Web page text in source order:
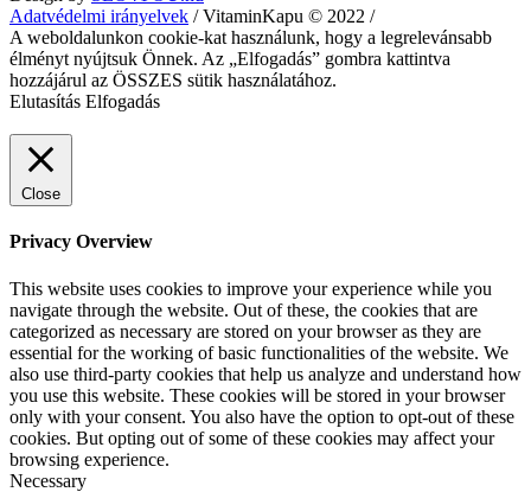
Adatvédelmi irányelvek / VitaminKapu © 2022 /
A weboldalunkon cookie-kat használunk, hogy a legrelevánsabb
élményt nyújtsuk Önnek. Az „Elfogadás” gombra kattintva
hozzájárul az ÖSSZES sütik használatához.
Elutasítás Elfogadás
Close
Privacy Overview
This website uses cookies to improve your experience while you
navigate through the website. Out of these, the cookies that are
categorized as necessary are stored on your browser as they are
essential for the working of basic functionalities of the website. We
also use third-party cookies that help us analyze and understand how
you use this website. These cookies will be stored in your browser
only with your consent. You also have the option to opt-out of these
cookies. But opting out of some of these cookies may affect your
browsing experience.
Necessary